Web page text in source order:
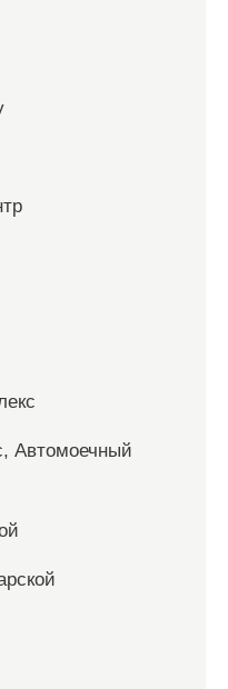
Автомоечный